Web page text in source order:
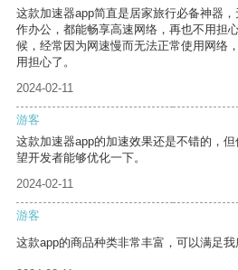
这款加速器app简直是居家旅行必备神器
作办公，都能畅享高速网络，再也不用担
候，经常因为网速慢而无法正常使用网络
用担心了。
2024-02-11
游客
这款加速器app的加速效果还是不错的，
望开发者能够优化一下。
2024-02-11
游客
这款app的商品种类非常丰富，可以满足我